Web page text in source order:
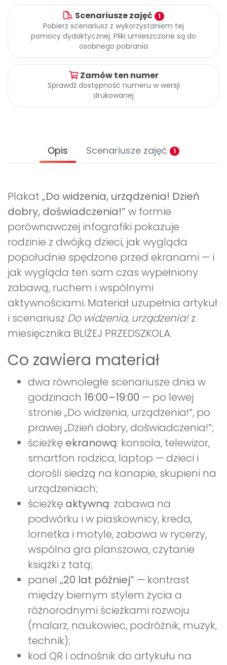
Archiwalne numery
Pomoc
Promocje Scenariusze zajęć 1
Pobierz scenariusz z wykorzystaniem tej
pomocy dydaktycznej. Pliki umieszczone są do
osobnego pobrania
Zamów ten numer
Sprawdź dostępność numeru w wersji
drukowanej
Opis Scenariusze zajęć 1
Plakat „Do widzenia, urządzenia! Dzień
dobry, doświadczenia!” w formie
porównawczej infografiki pokazuje
rodzinie z dwójką dzieci, jak wygląda
popołudnie spędzone przed ekranami — i
jak wygląda ten sam czas wypełniony
zabawą, ruchem i wspólnymi
aktywnościami. Materiał uzupełnia artykuł
i scenariusz Do widzenia, urządzenia!z
miesięcznika BLIŻEJ PRZEDSZKOLA.
Co zawiera materiał
dwa równoległe scenariusze dnia w
godzinach 16:00–19:00 — po lewej
stronie „Do widzenia, urządzenia!”, po
prawej „Dzień dobry, doświadczenia!”;
ścieżkę ekranową: konsola, telewizor,
smartfon rodzica, laptop — dzieci i
dorośli siedzą na kanapie, skupieni na
urządzeniach;
ścieżkę aktywną: zabawa na
podwórku i w piaskownicy, kreda,
lornetka i motyle, zabawa w rycerzy,
wspólna gra planszowa, czytanie
książki z tatą;
panel „20 lat później” — kontrast
między biernym stylem życia a
różnorodnymi ścieżkami rozwoju
(malarz, naukowiec, podróżnik, muzyk,
technik);
kod QR i odnośnik do artykułu na